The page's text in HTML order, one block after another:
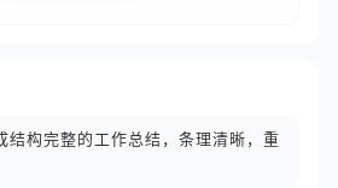
结构完整的工作总结，条理清晰，重